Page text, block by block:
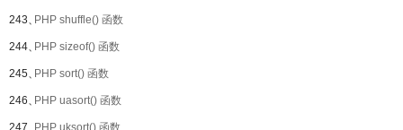
243、PHP shuffle() 函数
244、PHP sizeof() 函数
245、PHP sort() 函数
246、PHP uasort() 函数
247、PHP uksort() 函数